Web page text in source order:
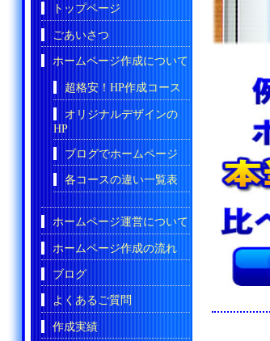
トップページ
ごあいさつ
ホームページ作成について
超格安！HP作成コース
オリジナルデザインの
HP
ブログでホームページ
各コースの違い一覧表
ホームページ運営について
ホームページ作成の流れ
ブログ
よくあるご質問
作成実績